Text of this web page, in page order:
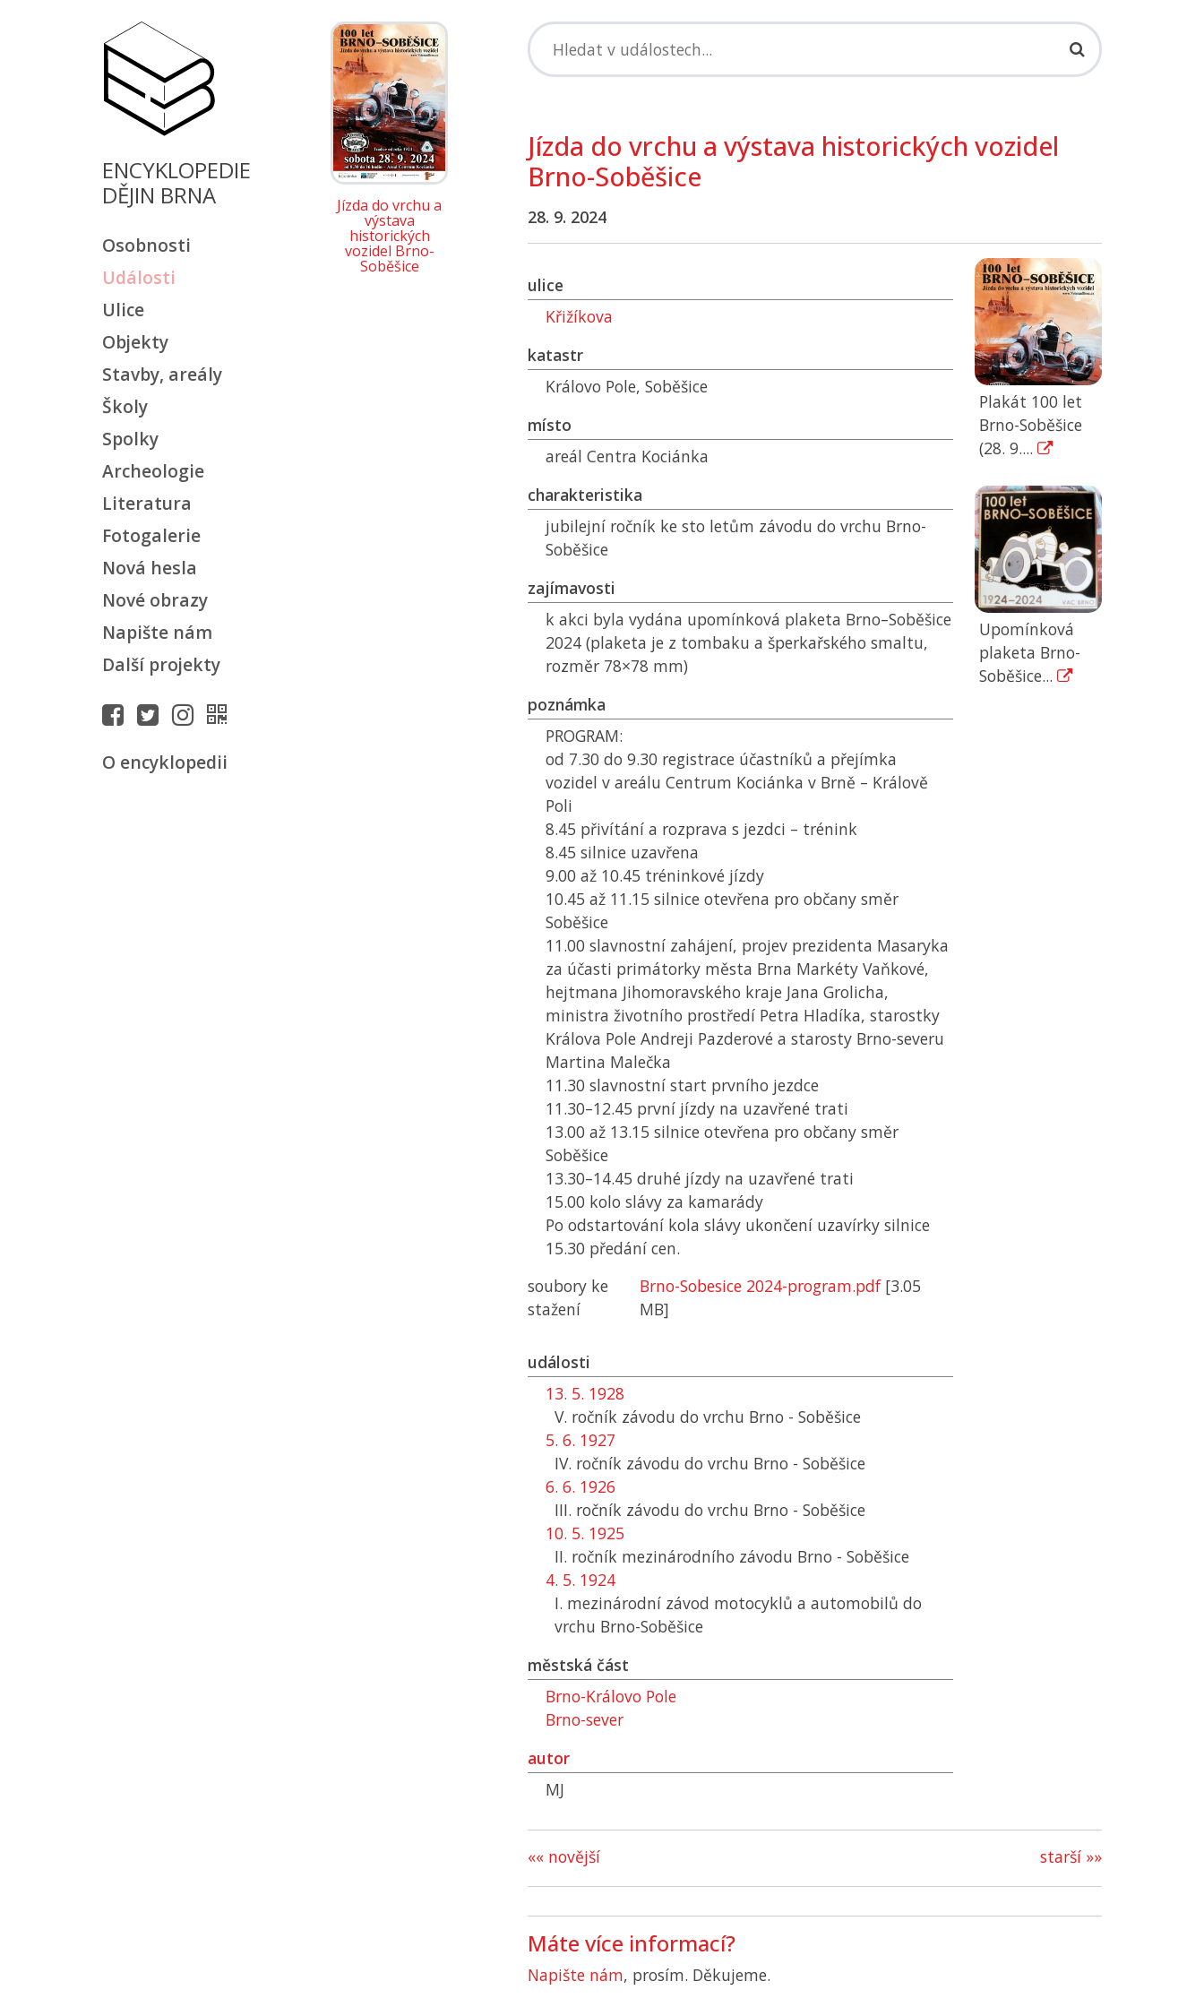
ENCYKLOPEDIE
DĚJIN BRNA
Osobnosti
Události
Ulice
Objekty
Stavby, areály
Školy
Spolky
Archeologie
Literatura
Fotogalerie
Nová hesla
Nové obrazy
Napište nám
Další projekty
O encyklopedii
Jízda do vrchu a
výstava
historických
vozidel Brno-
Soběšice
Jízda do vrchu a výstava historických vozidel
Brno-Soběšice
28. 9. 2024
ulice
Křižíkova
katastr
Královo Pole, Soběšice
místo
areál Centra Kociánka
charakteristika
jubilejní ročník ke sto letům závodu do vrchu Brno-
Soběšice
zajímavosti
k akci byla vydána upomínková plaketa Brno–Soběšice
2024 (plaketa je z tombaku a šperkařského smaltu,
rozměr 78×78 mm)
poznámka
PROGRAM:
od 7.30 do 9.30 registrace účastníků a přejímka
vozidel v areálu Centrum Kociánka v Brně – Králově
Poli
8.45 přivítání a rozprava s jezdci – trénink
8.45 silnice uzavřena
9.00 až 10.45 tréninkové jízdy
10.45 až 11.15 silnice otevřena pro občany směr
Soběšice
11.00 slavnostní zahájení, projev prezidenta Masaryka
za účasti primátorky města Brna Markéty Vaňkové,
hejtmana Jihomoravského kraje Jana Grolicha,
ministra životního prostředí Petra Hladíka, starostky
Králova Pole Andreji Pazderové a starosty Brno-severu
Martina Malečka
11.30 slavnostní start prvního jezdce
11.30–12.45 první jízdy na uzavřené trati
13.00 až 13.15 silnice otevřena pro občany směr
Soběšice
13.30–14.45 druhé jízdy na uzavřené trati
15.00 kolo slávy za kamarády
Po odstartování kola slávy ukončení uzavírky silnice
15.30 předání cen.
soubory ke
stažení
Brno-Sobesice 2024-program.pdf[3.05
MB]
události
13. 5. 1928
V. ročník závodu do vrchu Brno - Soběšice
5. 6. 1927
IV. ročník závodu do vrchu Brno - Soběšice
6. 6. 1926
III. ročník závodu do vrchu Brno - Soběšice
10. 5. 1925
II. ročník mezinárodního závodu Brno - Soběšice
4. 5. 1924
I. mezinárodní závod motocyklů a automobilů do
vrchu Brno-Soběšice
městská část
Brno-Královo Pole
Brno-sever
autor
MJ
Plakát 100 let
Brno-Soběšice
(28. 9....
Upomínková
plaketa Brno-
Soběšice...
starší »»
«« novější
Máte více informací?
Napište nám, prosím. Děkujeme.